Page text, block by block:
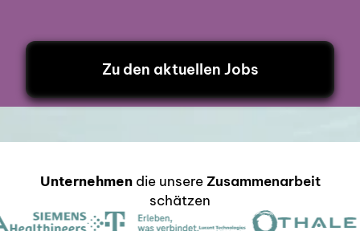
Zu den aktuellen Jobs
Unternehmendie unsere Zusammenarbeit
schätzen